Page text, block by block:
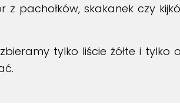
pachołków, skakanek czy
tylko liście żółte i tylko